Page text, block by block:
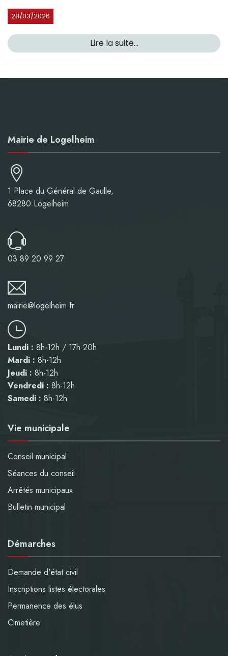
28/03/2026
Lire la suite...
Mairie de Logelheim
1 Place du Général de Gaulle,
68280 Logelheim
03 89 20 99 27
mairie@logelheim.fr
Lundi : 8h-12h / 17h-20h
Mardi : 8h-12h
Jeudi : 8h-12h
Vendredi : 8h-12h
Samedi : 8h-12h
Vie municipale
Conseil municipal
Séances du conseil
Arrêtés municipaux
Bulletin municipal
Démarches
Demande d'état civil
Inscriptions listes électorales
Permanence des élus
Cimetière